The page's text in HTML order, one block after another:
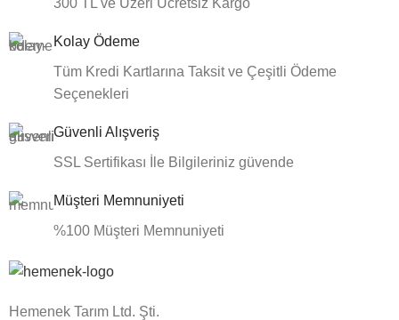
Kolay Ödeme
Tüm Kredi Kartlarına Taksit ve Çeşitli Ödeme
Seçenekleri
Güvenli Alışveriş
SSL Sertifikası İle Bilgileriniz güvende
Müşteri Memnuniyeti
%100 Müşteri Memnuniyeti
Hemenek Tarım Ltd. Şti.